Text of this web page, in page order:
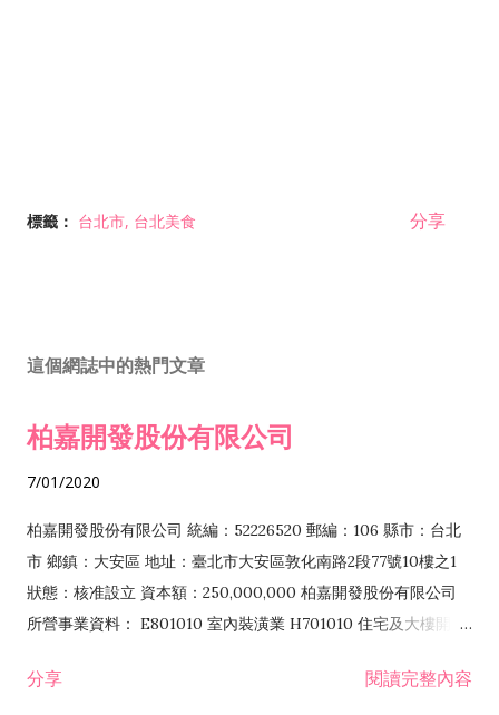
標籤： 台北市 台北美食 分享
這個網誌中的熱門文章
柏嘉開發股份有限公司
7/01/2020
柏嘉開發股份有限公司 統編：52226520 郵編：106 縣市：台北
市 鄉鎮：大安區 地址：臺北市大安區敦化南路2段77號10樓之1
狀態：核准設立 資本額：250,000,000 柏嘉開發股份有限公司
所營事業資料： E801010 室內裝潢業 H701010 住宅及大樓開發
發業 H703090 不動產買賣業 H703100 不動產租賃業 I503010
分享 閱讀完整內容